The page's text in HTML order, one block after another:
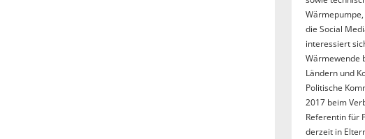
die Social
interessiert
Wärmewende
Ländern und
Politische
2017 beim
Referentin für
derzeit in